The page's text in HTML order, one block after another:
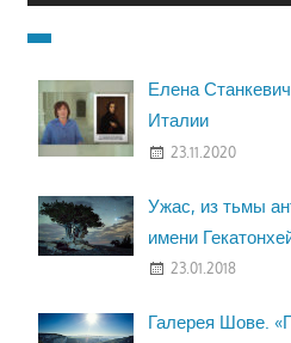
Елена
Италии
23.11.2020
Ужас, из тьмы
имени
23.01.2018
Галерея Шове.